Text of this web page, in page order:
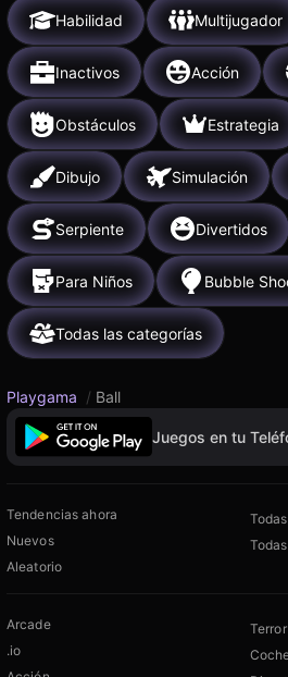
Habilidad Multijugador
Inactivos Acción
Obstáculos Estrategia
Dibujo Simulación
Serpiente Divertidos
Para Niños Bubble
Todas las categorías
Playgama / Ball
Juegos en tu
Tendencias ahora
Nuevos
Aleatorio
Arcade
.io
Terror